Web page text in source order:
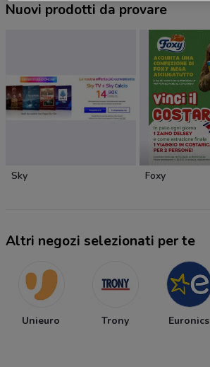
Nuovi prodotti da provare
Sky Foxy
Altri negozi selezionati per te
Unieuro Trony Euronics